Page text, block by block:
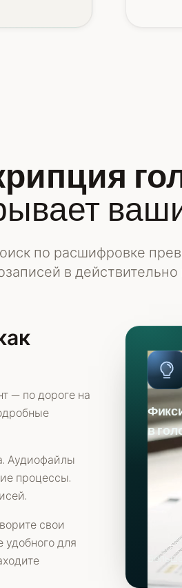
по расшифровке
в
— по дороге на
Аудиофайлы
процессы.
свои
удобного для
в